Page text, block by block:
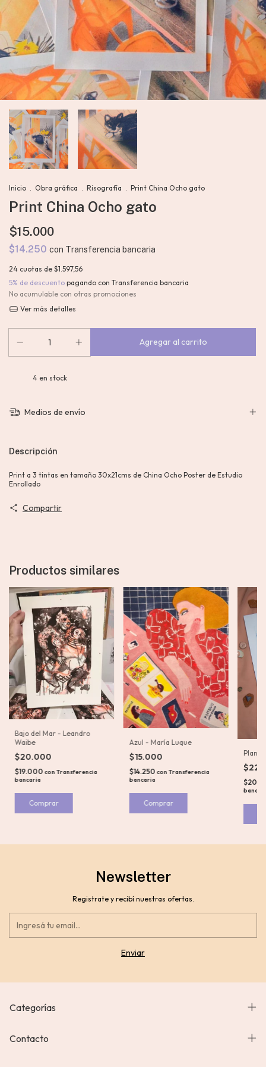
Inicio . Obra gráfica . Risografía . Print China Ocho gato
Print China Ocho gato
$15.000
$14.250 con Transferencia bancaria
24 cuotas de $1.597,56
5% de descuento pagando con Transferencia bancaria
No acumulable con otras promociones
Ver más detalles
4en stock
Medios de envío
Descripción
Print a 3 tintas en tamaño 30x21cms de China Ocho Poster de Estudio
Enrollado
Compartir
Productos similares
Bajo del Mar - Leandro
Waibe
$20.000
$19.000 con Transferencia
bancaria
Azul - María Luque
$15.000
$14.250 conTransferencia
bancaria
Newsletter
Registrate y recibí nuestras ofertas.
Categorías
Contacto